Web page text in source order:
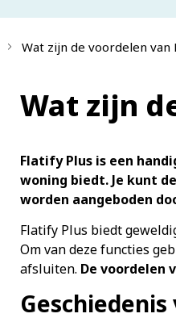
Wat zijn de voordelen van
Wat zijn
Flatify Plus is een
woning biedt. Je kunt
worden aangeboden
Flatify Plus biedt
Om van deze functies
afsluiten. De voordelen